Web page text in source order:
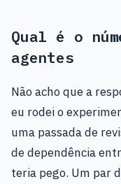
Qual é o
agentes
Não acho que a
eu rodei o
uma passada de
de dependência
teria pego. Um par